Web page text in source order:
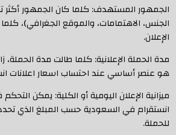
الجمهور المستهدف: كلما كان الجمهور أكثر
الجنس، الاهتمامات، والموقع الجغرافي)،
الإعلان.
مدة الحملة الإعلانية: كلما طالت مدة الحملة،
هو عنصر أساسي عند احتساب اسعار اعلانات
ميزانية الإعلان اليومية أو الكلية: يمكن
انستقرام في السعودية حسب المبلغ الذي
للحملة.